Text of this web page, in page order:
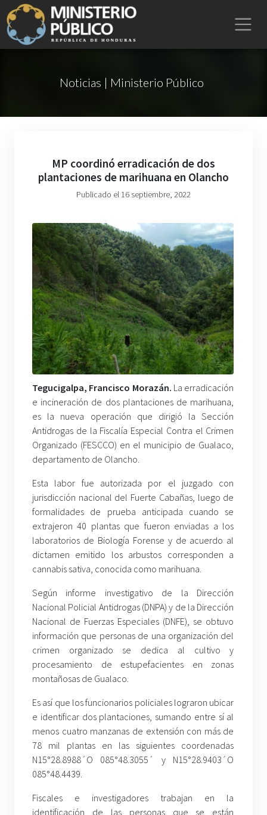
Noticias | Ministerio Público
MP coordinó erradicación de dos
plantaciones de marihuana en Olancho
Publicado el 16 septiembre, 2022
Tegucigalpa, Francisco Morazán. La erradicación
e incineración de dos plantaciones de marihuana,
es la nueva operación que dirigió la Sección
Antidrogas de la Fiscalía Especial Contra el Crimen
Organizado (FESCCO) en el municipio de Gualaco,
departamento de Olancho.
Esta labor fue autorizada por el juzgado con
jurisdicción nacional del Fuerte Cabañas, luego de
formalidades de prueba anticipada cuando se
extrajeron 40 plantas que fueron enviadas a los
laboratorios de Biología Forense y de acuerdo al
dictamen emitido los arbustos corresponden a
cannabis sativa, conocida como marihuana.
Según informe investigativo de la Dirección
Nacional Policial Antidrogas (DNPA) y de la Dirección
Nacional de Fuerzas Especiales (DNFE), se obtuvo
información que personas de una organización del
crimen organizado se dedica al cultivo y
procesamiento de estupefacientes en zonas
montañosas de Gualaco.
Es así que los funcionarios policiales lograron ubicar
e identificar dos plantaciones, sumando entre sí al
menos cuatro manzanas de extensión con más de
78 mil plantas en las siguientes coordenadas
N15°28.8988´O 085°48.3055´ y N15°28.9403´O
085°48.4439.
Fiscales e investigadores trabajan en la
identificación de las personas que se están